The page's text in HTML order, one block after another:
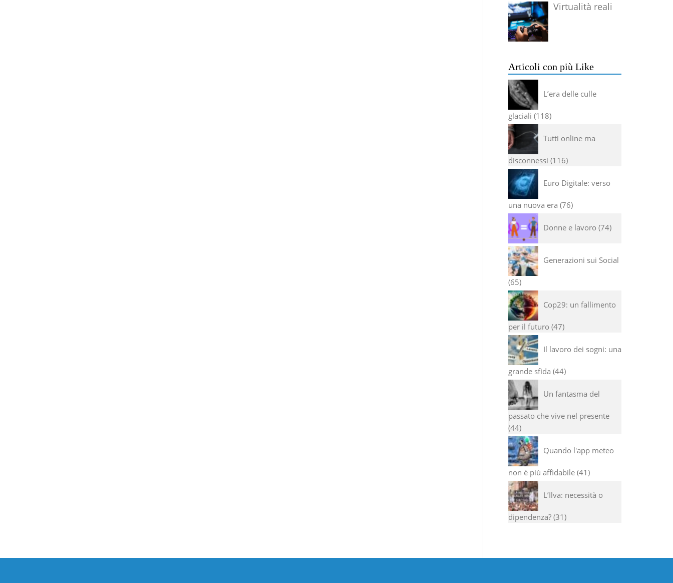
Virtualità reali
Articoli con più Like
L’era delle culle
glaciali 118
Tutti online ma
disconnessi 116
Euro Digitale: verso
una nuova era 76
Donne e lavoro 74
Generazioni sui Social
65
Cop29: un fallimento
per il futuro 47
Il lavoro dei sogni: una
grande sfida 44
Un fantasma del
passato che vive nel presente
44
Quando l'app meteo
non è più affidabile 41
L’Ilva: necessità o
dipendenza? 31